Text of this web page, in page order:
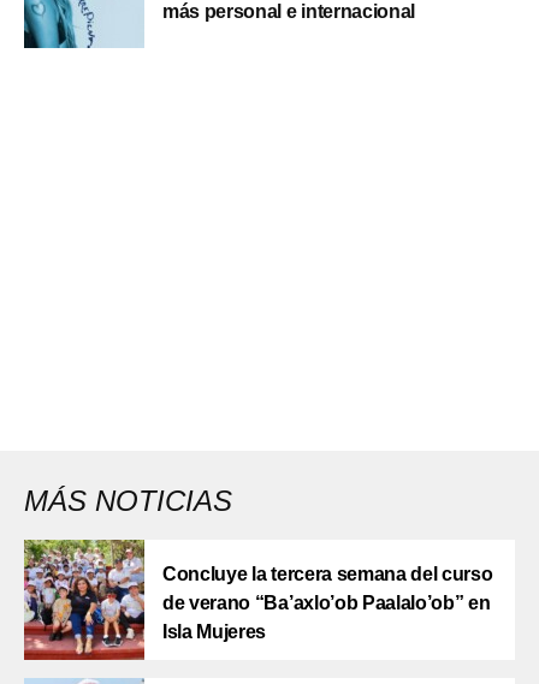
más personal e internacional
MÁS NOTICIAS
Concluye la tercera semana del curso
de verano “Ba’axlo’ob Paalalo’ob” en
Isla Mujeres